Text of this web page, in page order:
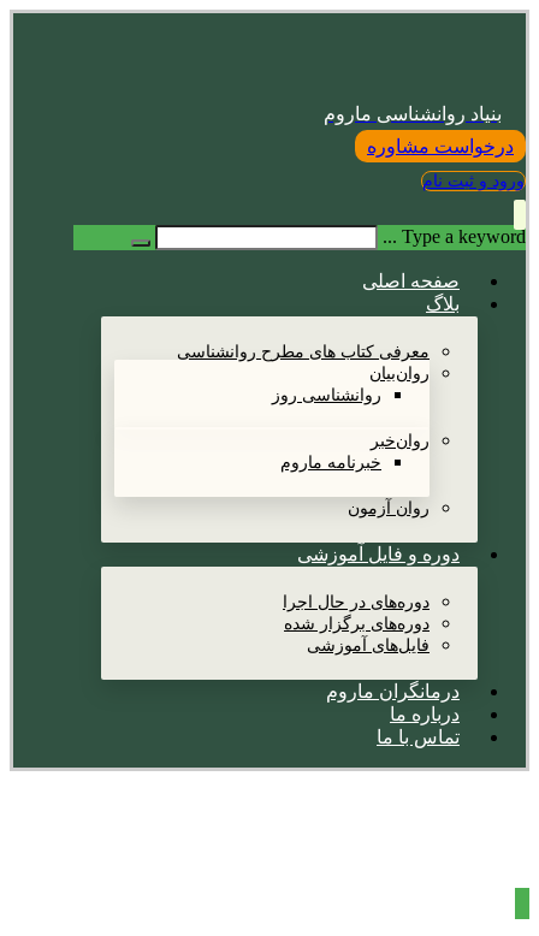
بنیاد روانشناسی ماروم
درخواست مشاوره
ورود و ثبت نام
Type a keyword ...
صفحه اصلی
بلاگ
معرفی کتاب های مطرح روانشناسی
روان‌بیان
روانشناسی روز
روان‌خبر
خبرنامه ماروم
روان آزمون
دوره و فایل آموزشی
دوره‌های در حال اجرا
دوره‌های برگزار شده
فایل‌های آموزشی
درمانگران ماروم
درباره ما
تماس با ما